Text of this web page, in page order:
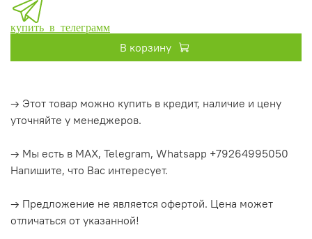
купить в телеграмм
В корзину
→ Этот товар можно купить в кредит, наличие и цену
уточняйте у менеджеров.
→ Мы есть в MAX, Telegram, Whatsapp +79264995050
Напишите, что Вас интересует.
→ Предложение не является офертой. Цена может
отличаться от указанной!